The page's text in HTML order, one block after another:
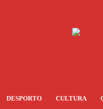
DESPORTO CULTURA